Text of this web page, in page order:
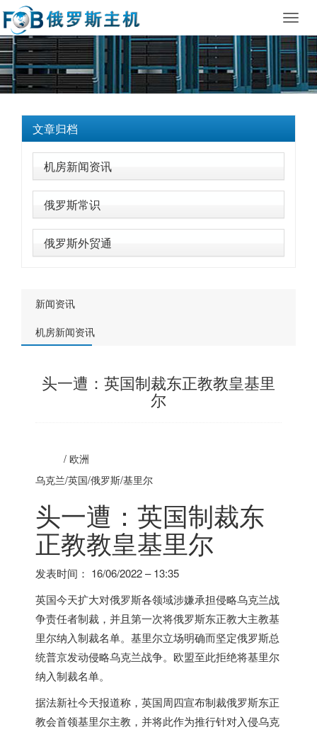
文章归档
机房新闻资讯
俄罗斯常识
俄罗斯外贸通
新闻资讯
机房新闻资讯
头一遭：英国制裁东正教教皇基里
尔
/ 欧洲
乌克兰/英国/俄罗斯/基里尔
头一遭：英国制裁东
正教教皇基里尔
发表时间： 16/06/2022 – 13:35
英国今天扩大对俄罗斯各领域涉嫌承担侵略乌克兰战
争责任者制裁，并且第一次将俄罗斯东正教大主教基
里尔纳入制裁名单。基里尔立场明确而坚定俄罗斯总
统普京发动侵略乌克兰战争。欧盟至此拒绝将基里尔
纳入制裁名单。
据法新社今天报道称，英国周四宣布制裁俄罗斯东正
教会首领基里尔主教，并将此作为推行针对入侵乌克